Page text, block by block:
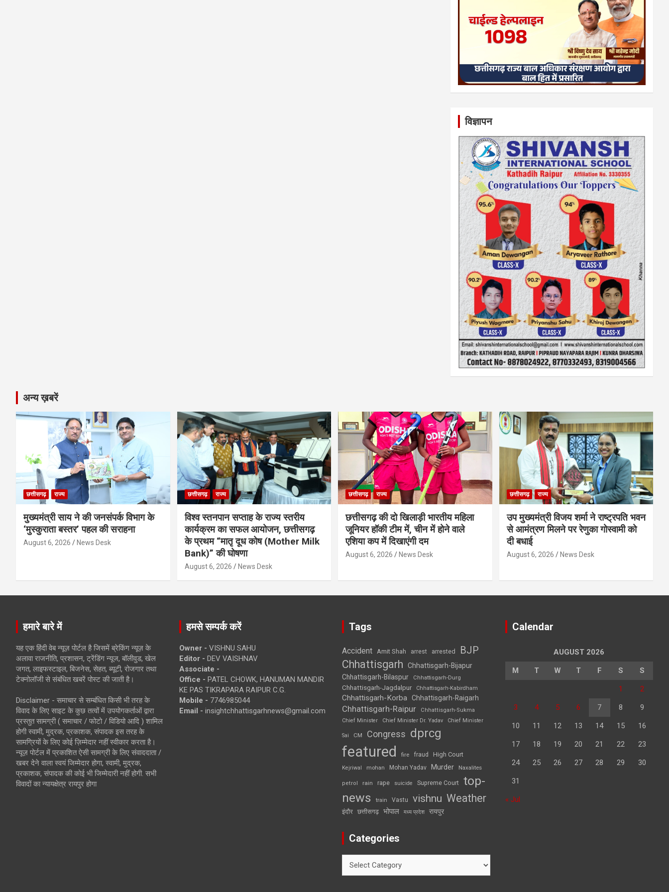
विज्ञापन
अन्य ख़बरें
छत्तीसगढ़ राज्य
मुख्यमंत्री साय ने की जनसंपर्क विभाग के
‘मुस्कुराता बस्तर’ पहल की सराहना
August 6, 2026 News Desk
छत्तीसगढ़ राज्य
विश्व स्तनपान सप्ताह के राज्य स्तरीय
कार्यक्रम का सफल आयोजन, छत्तीसगढ़
के प्रथम “मातृ दूध कोष (Mother Milk
Bank)” की घोषणा
August 6, 2026 News Desk
छत्तीसगढ़ राज्य
छत्तीसगढ़ की दो खिलाड़ी भारतीय महिला
जूनियर हॉकी टीम में, चीन में होने वाले
एशिया कप में दिखाएंगी दम
August 6, 2026 News Desk
छत्तीसगढ़ राज्य
उप मुख्यमंत्री विजय शर्मा ने राष्ट्रपति भवन
से आमंत्रण मिलने पर रेणुका गोस्वामी को
दी बधाई
August 6, 2026 News Desk
हमारे बारे में
यह एक हिंदी वेब न्यूज़ पोर्टल है जिसमें ब्रेकिंग न्यूज़ के
अलावा राजनीति, प्रशासन, ट्रेंडिंग न्यूज, बॉलीवुड, खेल
जगत, लाइफस्टाइल, बिजनेस, सेहत, ब्यूटी, रोजगार तथा
टेक्नोलॉजी से संबंधित खबरें पोस्ट की जाती है।
Disclaimer - समाचार से सम्बंधित किसी भी तरह के
विवाद के लिए साइट के कुछ तत्वों में उपयोगकर्ताओं द्वारा
प्रस्तुत सामग्री ( समाचार / फोटो / विडियो आदि ) शामिल
होगी स्वामी, मुद्रक, प्रकाशक, संपादक इस तरह के
सामग्रियों के लिए कोई ज़िम्मेदार नहीं स्वीकार करता है।
न्यूज़ पोर्टल में प्रकाशित ऐसी सामग्री के लिए संवाददाता /
खबर देने वाला स्वयं जिम्मेदार होगा, स्वामी, मुद्रक,
प्रकाशक, संपादक की कोई भी जिम्मेदारी नहीं होगी. सभी
विवादों का न्यायक्षेत्र रायपुर होगा
हमसे सम्पर्क करें
Owner - VISHNU SAHU
Editor - DEV VAISHNAV
Associate -
Office - PATEL CHOWK, HANUMAN MANDIR
KE PAS TIKRAPARA RAIPUR C.G.
Mobile - 7746985044
Email - insightchhattisgarhnews@gmail.com
Tags
Accident Amit Shah arrest arrested BJP
Chhattisgarh
Chhattisgarh-Bijapur
Chhattisgarh-Bilaspur
Chhattisgarh-Durg
Chhattisgarh-Jagdalpur Chhattisgarh-Kabirdham
Chhattisgarh-Korba Chhattisgarh-Raigarh
Chhattisgarh-Raipur
Chhattisgarh-Sukma
Chief Minister
Chief Minister Dr. Yadav Chief Minister
Sai CM Congress dprcg
featured fire fraud High Court
Kejriwal mohan Mohan Yadav Murder Naxalites
petrol rain rape suicide Supreme Court top-
news
train Vastu vishnu Weather
इंदौर छत्तीसगढ़ भोपाल मध्य प्रदेश रायपुर
Categories
Calendar
AUGUST 2026
M T W T F S S
1 2
3 4 5 6 7 8 9
10 11 12 13 14 15 16
17 18 19 20 21 22 23
24 25 26 27 28 29 30
31
« Jul